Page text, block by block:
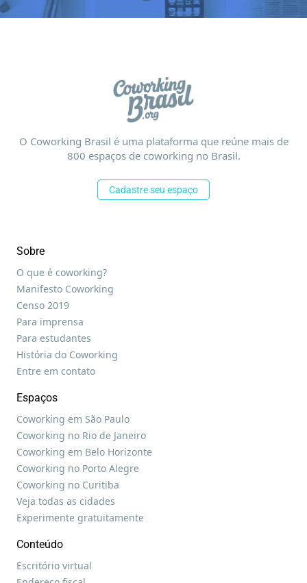
O Coworking Brasil é uma plataforma que reúne mais de
800 espaços de coworking no Brasil.
Cadastre seu espaço
Sobre
O que é coworking?
Manifesto Coworking
Censo 2019
Para imprensa
Para estudantes
História do Coworking
Entre em contato
Espaços
Coworking em São Paulo
Coworking no Rio de Janeiro
Coworking em Belo Horizonte
Coworking no Porto Alegre
Coworking no Curitiba
Veja todas as cidades
Experimente gratuitamente
Conteúdo
Escritório virtual